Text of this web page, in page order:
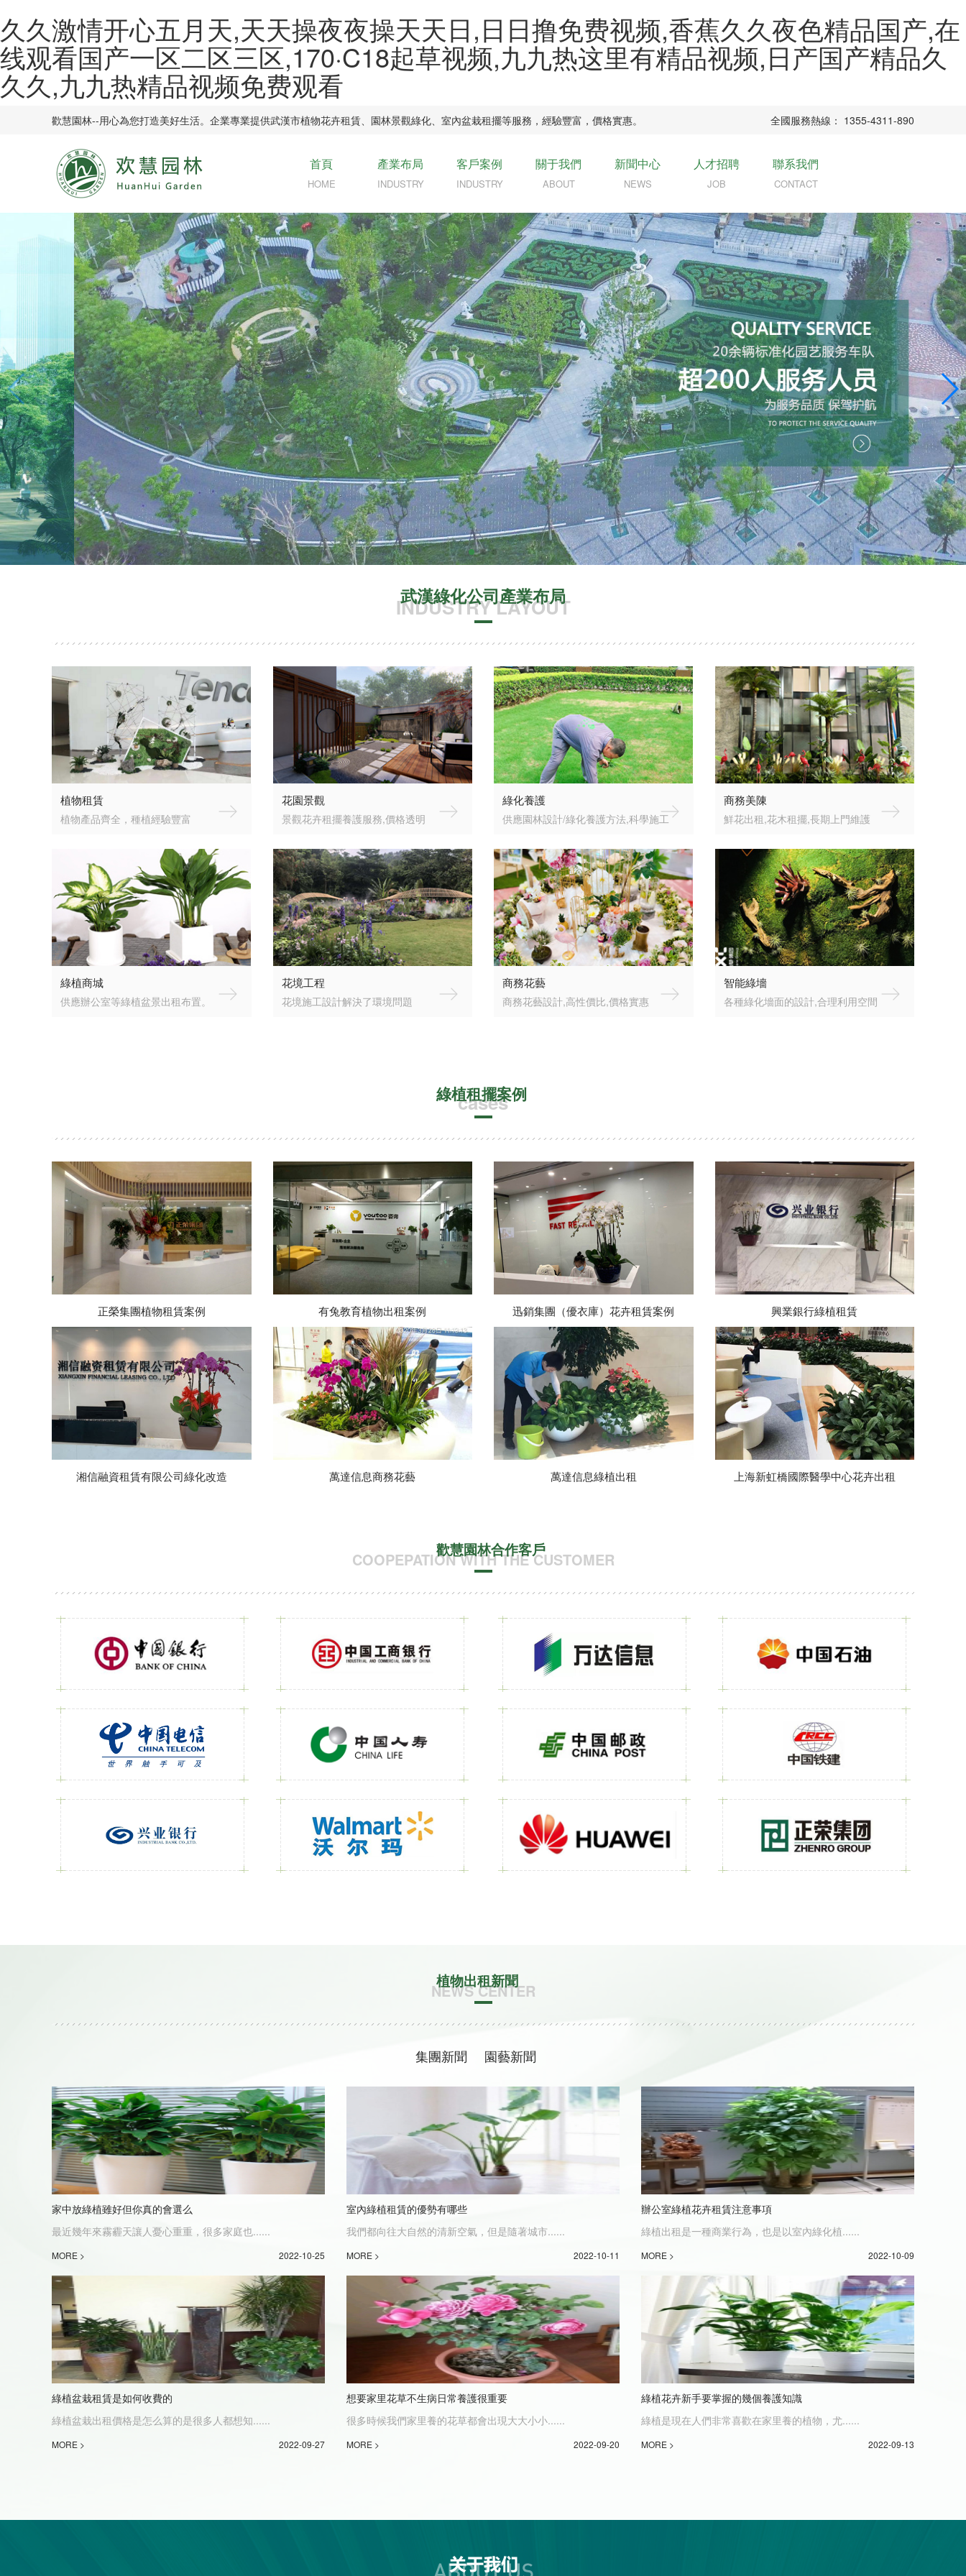
久久激情开心五月天,天天操夜夜操天天日,日日撸免费视频,香蕉久久夜色精品国产,在
线观看国产一区二区三区,170·C18起草视频,九九热这里有精品视频,日产国产精品久
久久,九九热精品视频免费观看
歡慧園林--用心為您打造美好生活。企業專業提供武漢市植物花卉租賃、園林景觀綠化、室內盆栽租擺等服務，經驗豐富，價格實惠。 全國服務熱線： 1355-4311-890
首頁
HOME
產業布局
INDUSTRY
客戶案例
INDUSTRY
關于我們
ABOUT
新聞中心
NEWS
人才招聘
JOB
聯系我們
CONTACT
武漢綠化公司產業布局
INDUSTRY LAYOUT
植物租賃
植物產品齊全，種植經驗豐富
花園景觀
景觀花卉租擺養護服務,價格透明
綠化養護
供應園林設計/綠化養護方法,科學施工
商務美陳
鮮花出租,花木租擺,長期上門維護
綠植商城
供應辦公室等綠植盆景出租布置。
花境工程
花境施工設計解決了環境問題
商務花藝
商務花藝設計,高性價比,價格實惠
智能綠墻
各種綠化墻面的設計,合理利用空間
綠植租擺案例
cases
正榮集團植物租賃案例 有兔教育植物出租案例 迅銷集團（優衣庫）花卉租賃案例 興業銀行綠植租賃
湘信融資租賃有限公司綠化改造 萬達信息商務花藝 萬達信息綠植出租 上海新虹橋國際醫學中心花卉出租
歡慧園林合作客戶
COOPEPATION WITH THE CUSTOMER
植物出租新聞
NEWS CENTER
集團新聞 園藝新聞
家中放綠植雖好但你真的會選么
最近幾年來霧霾天讓人憂心重重，很多家庭也......
MORE > 2022-10-25
室內綠植租賃的優勢有哪些
我們都向往大自然的清新空氣，但是隨著城市......
MORE > 2022-10-11
辦公室綠植花卉租賃注意事項
綠植出租是一種商業行為，也是以室內綠化植......
MORE > 2022-10-09
綠植盆栽租賃是如何收費的
綠植盆栽出租價格是怎么算的是很多人都想知......
MORE > 2022-09-27
想要家里花草不生病日常養護很重要
很多時候我們家里養的花草都會出現大大小小......
MORE > 2022-09-20
綠植花卉新手要掌握的幾個養護知識
綠植是現在人們非常喜歡在家里養的植物，尤......
MORE > 2022-09-13